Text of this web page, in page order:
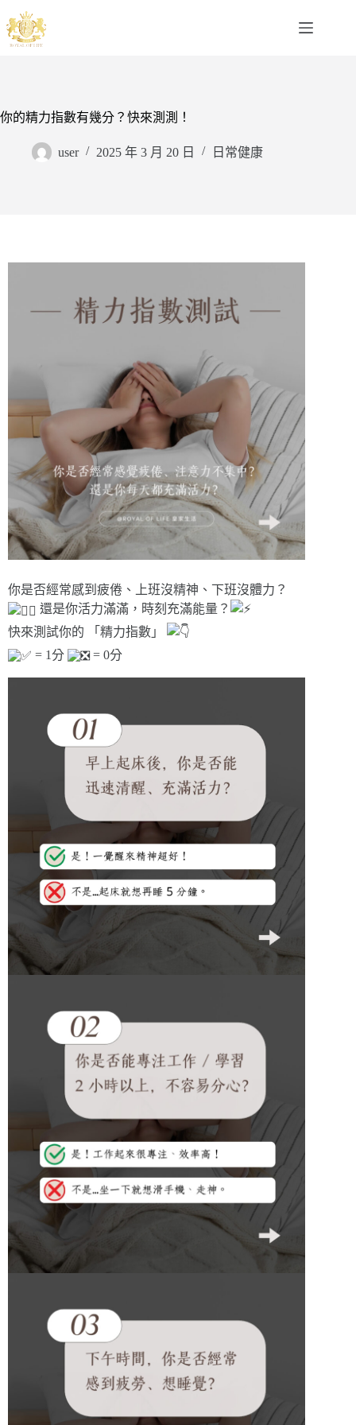
你的精力指數有幾分？快來測測！
user 2025 年 3 月 20 日 日常健康
你是否經常感到疲倦、上班沒精神、下班沒體力？
還是你活力滿滿，時刻充滿能量？
快來測試你的 「精力指數」
= 1分
= 0分